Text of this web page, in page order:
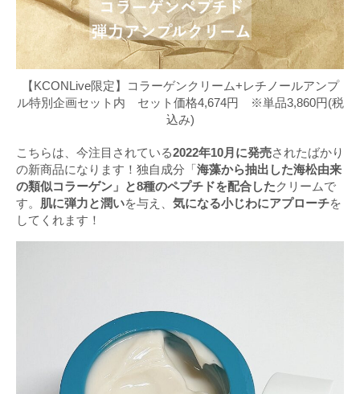
【KCONLive限定】コラーゲンクリーム+レチノールアンプ
ル特別企画セット内 セット価格4,674円 ※単品3,860円(税
込み)
こちらは、今注目されている2022年10月に発売されたばかり
の新商品になります！独自成分「海藻から抽出した海松由来
の類似コラーゲン」と8種のペプチドを配合したクリームで
す。 肌に弾力と潤いを与え、 気になる小じわにアプローチを
してくれます！